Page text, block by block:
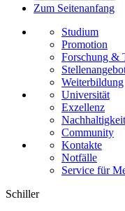
Zum Seitenanfang
Studium
Promotion
Forschung &
Weiterbildung
Universität
Exzellenz
Nachhaltigkeit
Community
Kontakte
Notfälle
Service für
Schiller